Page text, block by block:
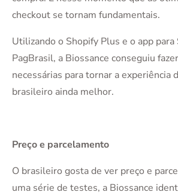
checkout se tornam fundamentais.
Utilizando o Shopify Plus e o app para
PagBrasil, a Biossance conseguiu
necessárias para tornar a experiência
brasileiro ainda melhor.
Preço e parcelamento
O brasileiro gosta de ver preço e
uma série de testes, a Biossance